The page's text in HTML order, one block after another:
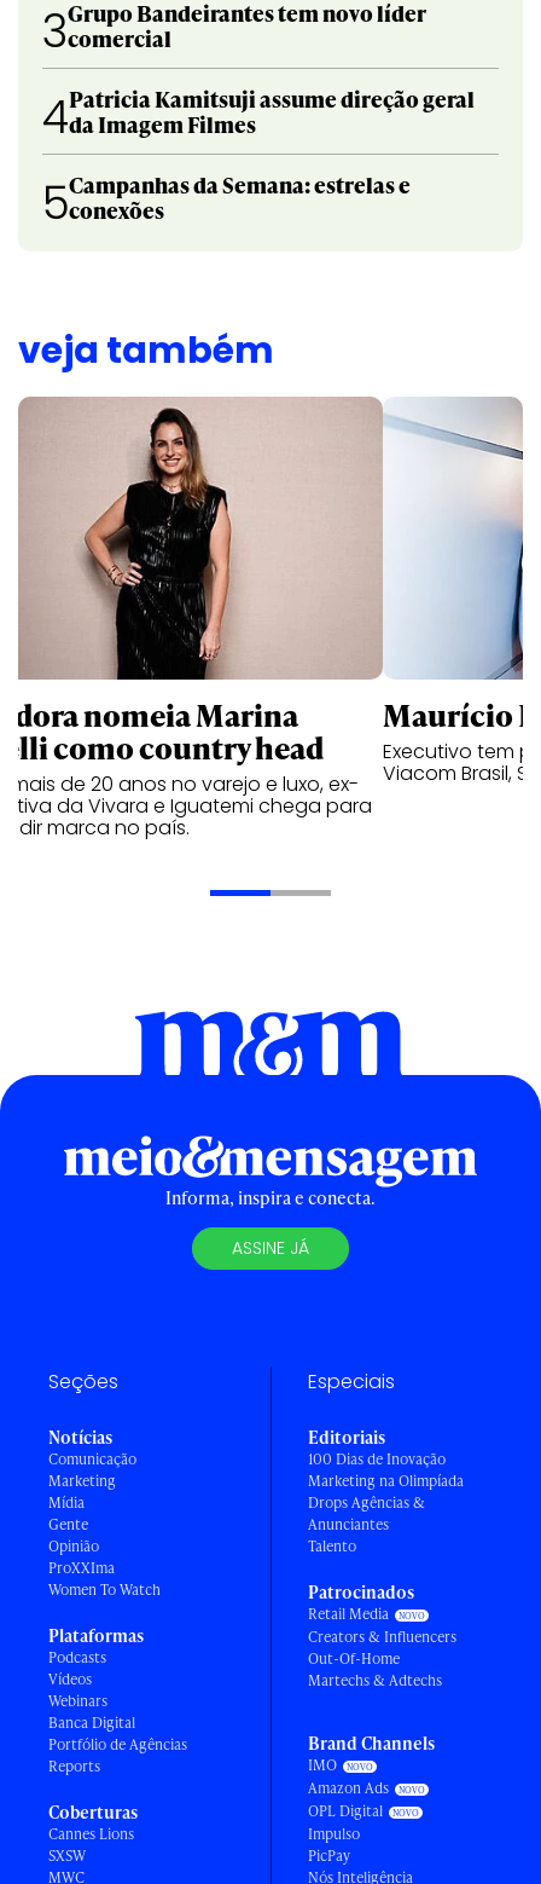
3Grupo Bandeirantes tem novo líder
comercial
4Patricia Kamitsuji assume direção geral
da Imagem Filmes
5Campanhas da Semana: estrelas e
conexões
veja também
nomeia Marina
como country head
mais de 20 anos no varejo e luxo, ex-
da Vivara e Iguatemi chega para
marca no país.
Maurício
Executivo tem
Viacom Brasil,
Informa, inspira e conecta.
ASSINE JÁ
Seções
Notícias
Comunicação
Marketing
Mídia
Gente
Opinião
ProXXIma
Women To Watch
Plataformas
Podcasts
Vídeos
Webinars
Banca Digital
Portfólio de Agências
Reports
Coberturas
Cannes Lions
SXSW
MWC
Especiais
Editoriais
100 Dias de Inovação
Marketing na Olimpíada
Drops Agências &
Anunciantes
Talento
Patrocinados
Retail Media
Creators & Influencers
Out-Of-Home
Martechs & Adtechs
Brand Channels
IMO
Amazon Ads
OPL Digital
Impulso
PicPay
Nós Inteligência